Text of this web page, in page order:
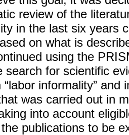
review of the
in the last six years
on what is
using the
search for scientific
“labor informality” and
was carried out in
into account
publications to be